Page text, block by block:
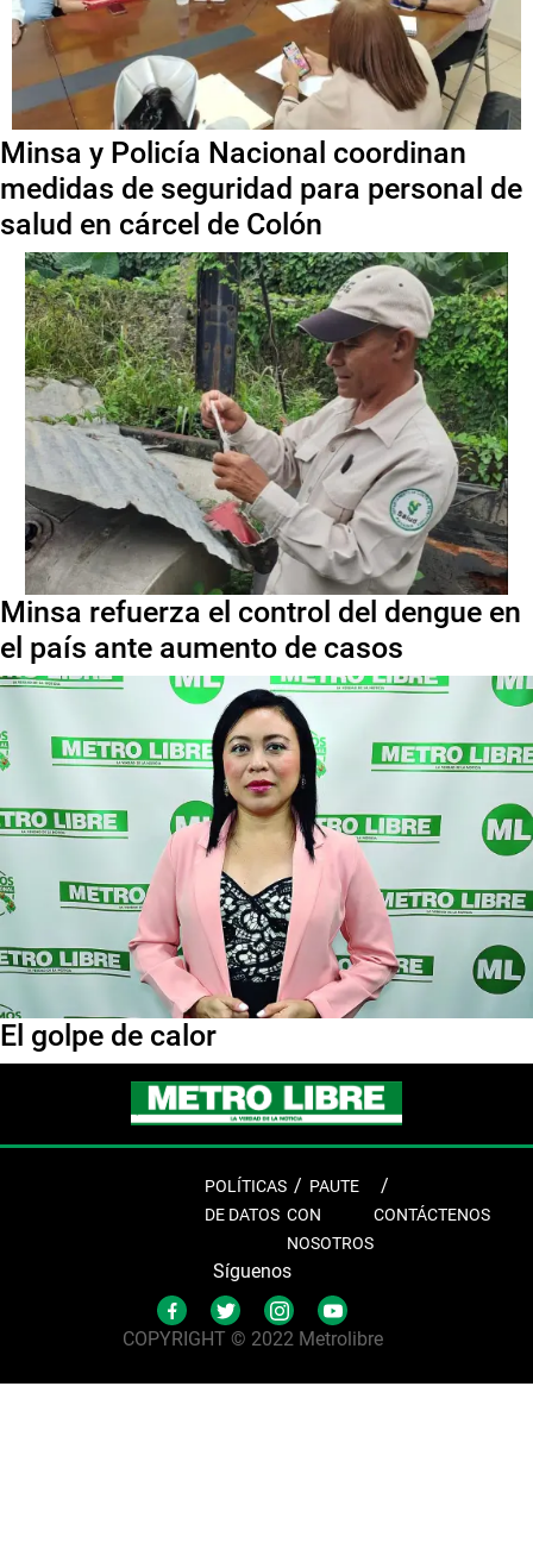
Minsa y Policía Nacional coordinan
medidas de seguridad para personal de
salud en cárcel de Colón
Minsa refuerza el control del dengue en
el país ante aumento de casos
El golpe de calor
POLÍTICAS
DE DATOS
PAUTE
CON
NOSOTROS
CONTÁCTENOS
Síguenos
COPYRIGHT © 2022 Metrolibre